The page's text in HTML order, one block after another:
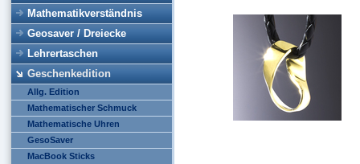
Mathematikverständnis
Geosaver / Dreiecke
Lehrertaschen
Geschenkedition
Allg. Edition
Mathematischer Schmuck
Mathematische Uhren
GesoSaver
MacBook Sticks